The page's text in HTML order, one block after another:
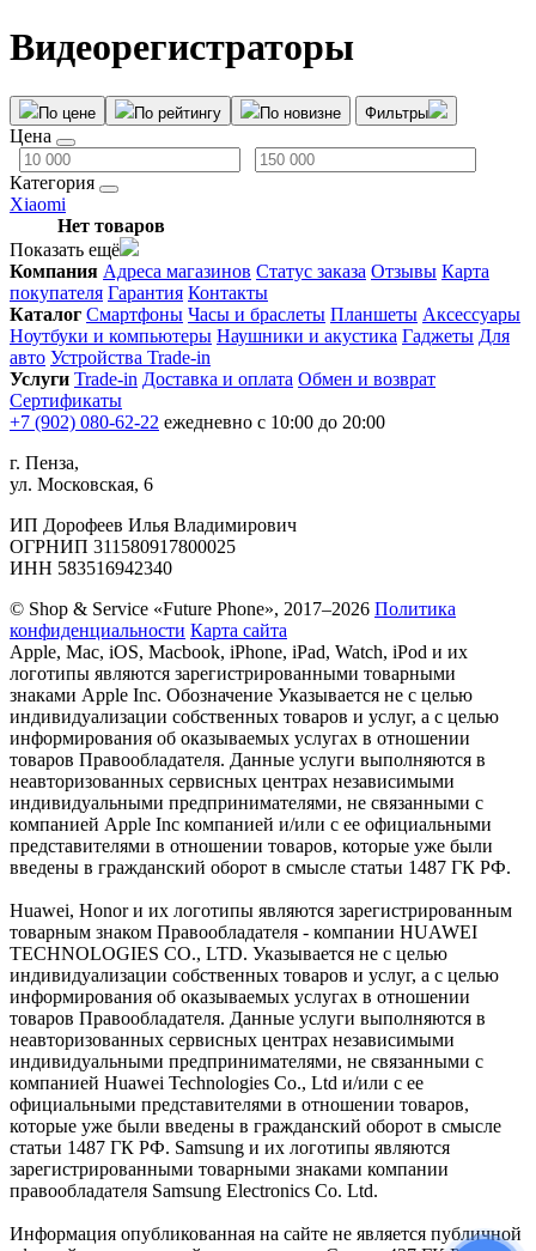
Видеорегистраторы
По цене По рейтингу По новизне Фильтры
Цена
Категория
Xiaomi
Нет товаров
Показать ещё
Компания Адреса магазинов Статус заказа Отзывы Карта
покупателя Гарантия Контакты
Каталог Смартфоны Часы и браслеты Планшеты Аксессуары
Ноутбуки и компьютеры Наушники и акустика Гаджеты Для
авто Устройства Trade-in
Услуги Trade-in Доставка и оплата Обмен и возврат
Сертификаты
+7 (902) 080-62-22 ежедневно с 10:00 до 20:00
г. Пенза,
ул. Московская, 6
ИП Дорофеев Илья Владимирович
ОГРНИП 311580917800025
ИНН 583516942340
© Shop & Service «Future Phone», 2017–2026 Политика
конфиденциальности Карта сайта
Apple, Mac, iOS, Macbook, iPhone, iPad, Watch, iPod и их
логотипы являются зарегистрированными товарными
знаками Apple Inc. Обозначение Указывается не с целью
индивидуализации собственных товаров и услуг, а с целью
информирования об оказываемых услугах в отношении
товаров Правообладателя. Данные услуги выполняются в
неавторизованных сервисных центрах независимыми
индивидуальными предпринимателями, не связанными с
компанией Apple Inc компанией и/или с ее официальными
представителями в отношении товаров, которые уже были
введены в гражданский оборот в смысле статьи 1487 ГК РФ.
Huawei, Honor и их логотипы являются зарегистрированным
товарным знаком Правообладателя - компании HUAWEI
TECHNOLOGIES CO., LTD. Указывается не с целью
индивидуализации собственных товаров и услуг, а с целью
информирования об оказываемых услугах в отношении
товаров Правообладателя. Данные услуги выполняются в
неавторизованных сервисных центрах независимыми
индивидуальными предпринимателями, не связанными с
компанией Huawei Technologies Co., Ltd и/или с ее
официальными представителями в отношении товаров,
которые уже были введены в гражданский оборот в смысле
статьи 1487 ГК РФ. Samsung и их логотипы являются
зарегистрированными товарными знаками компании
правообладателя Samsung Electronics Co. Ltd.
Информация опубликованная на сайте не является публичной